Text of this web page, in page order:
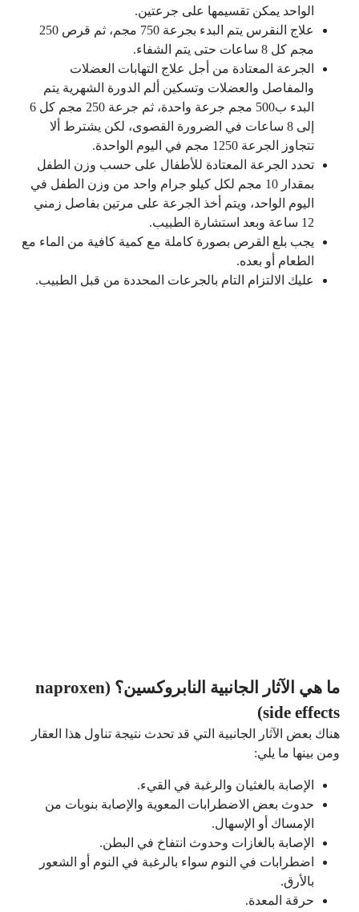
الواحد يمكن تقسيمها على جرعتين.
علاج النقرس يتم البدء بجرعة 750 مجم، ثم قرص 250
مجم كل 8 ساعات حتى يتم الشفاء.
الجرعة المعتادة من أجل علاج التهابات العضلات
والمفاصل والعضلات وتسكين ألم الدورة الشهرية يتم
البدء ب500 مجم جرعة واحدة، ثم جرعة 250 مجم كل 6
إلى 8 ساعات في الضرورة القصوى، لكن يشترط ألا
تتجاوز الجرعة 1250 مجم في اليوم الواحدة.
تحدد الجرعة المعتادة للأطفال على حسب وزن الطفل
بمقدار 10 مجم لكل كيلو جرام واحد من وزن الطفل في
اليوم الواحد، ويتم أخذ الجرعة على مرتين بفاصل زمني
12 ساعة وبعد استشارة الطبيب.
يجب بلع القرص بصورة كاملة مع كمية كافية من الماء مع
الطعام أو بعده.
عليك الالتزام التام بالجرعات المحددة من قبل الطبيب.
ما هي الآثار الجانبية النابروكسين؟ (naproxen
side effects)
هناك بعض الآثار الجانبية التي قد تحدث نتيجة تناول هذا العقار
ومن بينها ما يلي:
الإصابة بالغثيان والرغبة في القيء.
حدوث بعض الاضطرابات المعوية والإصابة بنوبات من
الإمساك أو الإسهال.
الإصابة بالغازات وحدوث انتفاخ في البطن.
اضطرابات في النوم سواء بالرغبة في النوم أو الشعور
بالأرق.
حرقة المعدة.